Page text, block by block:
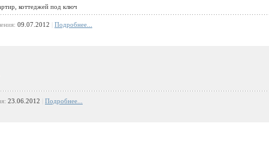
коттеджей под ключ
09.07.2012 Подробнее...
23.06.2012 Подробнее...